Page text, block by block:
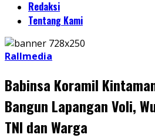
Redaksi
Tentang Kami
Rallmedia
Babinsa Koramil
Bangun Lapangan Voli,
TNI dan Warga